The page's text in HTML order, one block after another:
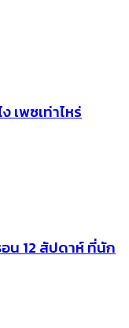
เพซเท่าไหร่
น 12 สัปดาห์ ที่นัก